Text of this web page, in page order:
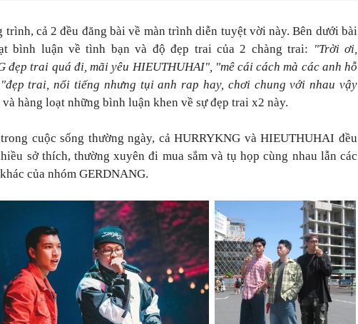
trình, cả 2 đều đăng bài về màn trình diễn tuyệt vời này. Bên dưới bài
bình luận về tình bạn và độ đẹp trai của 2 chàng trai: "Trời ơi,
đẹp trai quá đi, mãi yêu HIEUTHUHAI", "mê cái cách mà các anh hỗ
trai, nổi tiếng nhưng tụi anh rap hay, chơi chung với nhau vậy
và hàng loạt những bình luận khen về sự đẹp trai x2 này.
cuộc sống thường ngày, cả HURRYKNG và HIEUTHUHAI đều
sở thích, thường xuyên đi mua sắm và tụ họp cùng nhau lẫn các
của nhóm GERDNANG.